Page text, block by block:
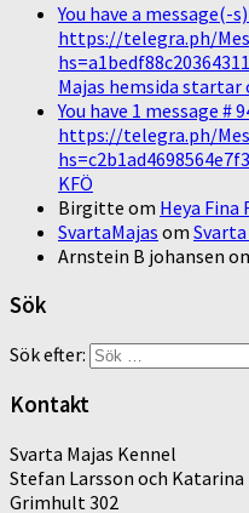
You have a message(-
https://telegra.ph/
Majas hemsida startar
You have 1 message #
https://telegra.ph/
KFÖ
Birgitte om Heya Fina
SvartaMajas om
Arnstein B johansen
Sök
Sök efter:
Kontakt
Svarta Majas Kennel
Stefan Larsson och Katarina
Grimhult 302